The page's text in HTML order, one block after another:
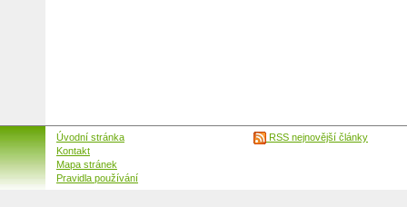
Úvodní stránka
Kontakt
Mapa stránek
Pravidla používání
RSS nejnovější články